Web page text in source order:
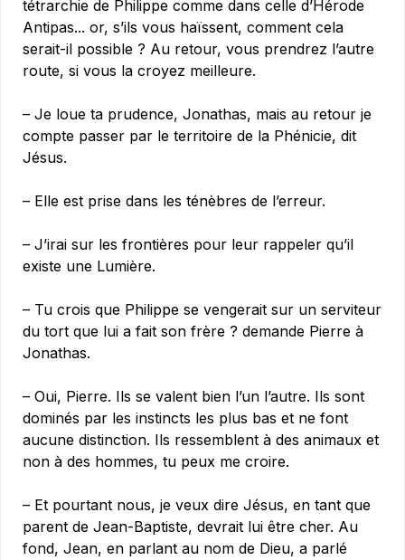
tétrarchie de Philippe comme dans celle d’Hérode
Antipas... or, s’ils vous haïssent, comment cela
serait-il possible ? Au retour, vous prendrez l’autre
route, si vous la croyez meilleure.
– Je loue ta prudence, Jonathas, mais au retour je
compte passer par le territoire de la Phénicie, dit
Jésus.
– Elle est prise dans les ténèbres de l’erreur.
– J’irai sur les frontières pour leur rappeler qu’il
existe une Lumière.
– Tu crois que Philippe se vengerait sur un serviteur
du tort que lui a fait son frère ? demande Pierre à
Jonathas.
– Oui, Pierre. Ils se valent bien l’un l’autre. Ils sont
dominés par les instincts les plus bas et ne font
aucune distinction. Ils ressemblent à des animaux et
non à des hommes, tu peux me croire.
– Et pourtant nous, je veux dire Jésus, en tant que
parent de Jean-Baptiste, devrait lui être cher. Au
fond, Jean, en parlant au nom de Dieu, a parlé